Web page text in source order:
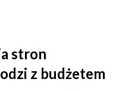
stron
z budżetem